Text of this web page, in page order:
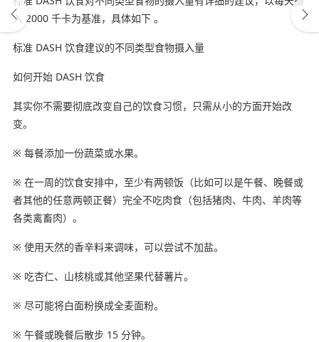
入 2000 千卡为基准，具体如下 。
标准 DASH 饮食建议的不同类型食物摄入量
如何开始 DASH 饮食
其实你不需要彻底改变自己的饮食习惯，只需从小的方面开始改
变。
※ 每餐添加一份蔬菜或水果。
※ 在一周的饮食安排中，至少有两顿饭（比如可以是午餐、晚餐或
者其他的任意两顿正餐）完全不吃肉食（包括猪肉、牛肉、羊肉等
各类禽畜肉）。
※ 使用天然的香辛料来调味，可以尝试不加盐。
※ 吃杏仁、山核桃或其他坚果代替薯片。
※ 尽可能将白面粉换成全麦面粉。
※ 午餐或晚餐后散步 15 分钟。